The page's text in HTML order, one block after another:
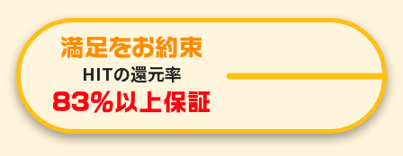
満足をお約束
HITの還元率
83％以上保証